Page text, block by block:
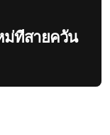
ม่ที่สายควัน